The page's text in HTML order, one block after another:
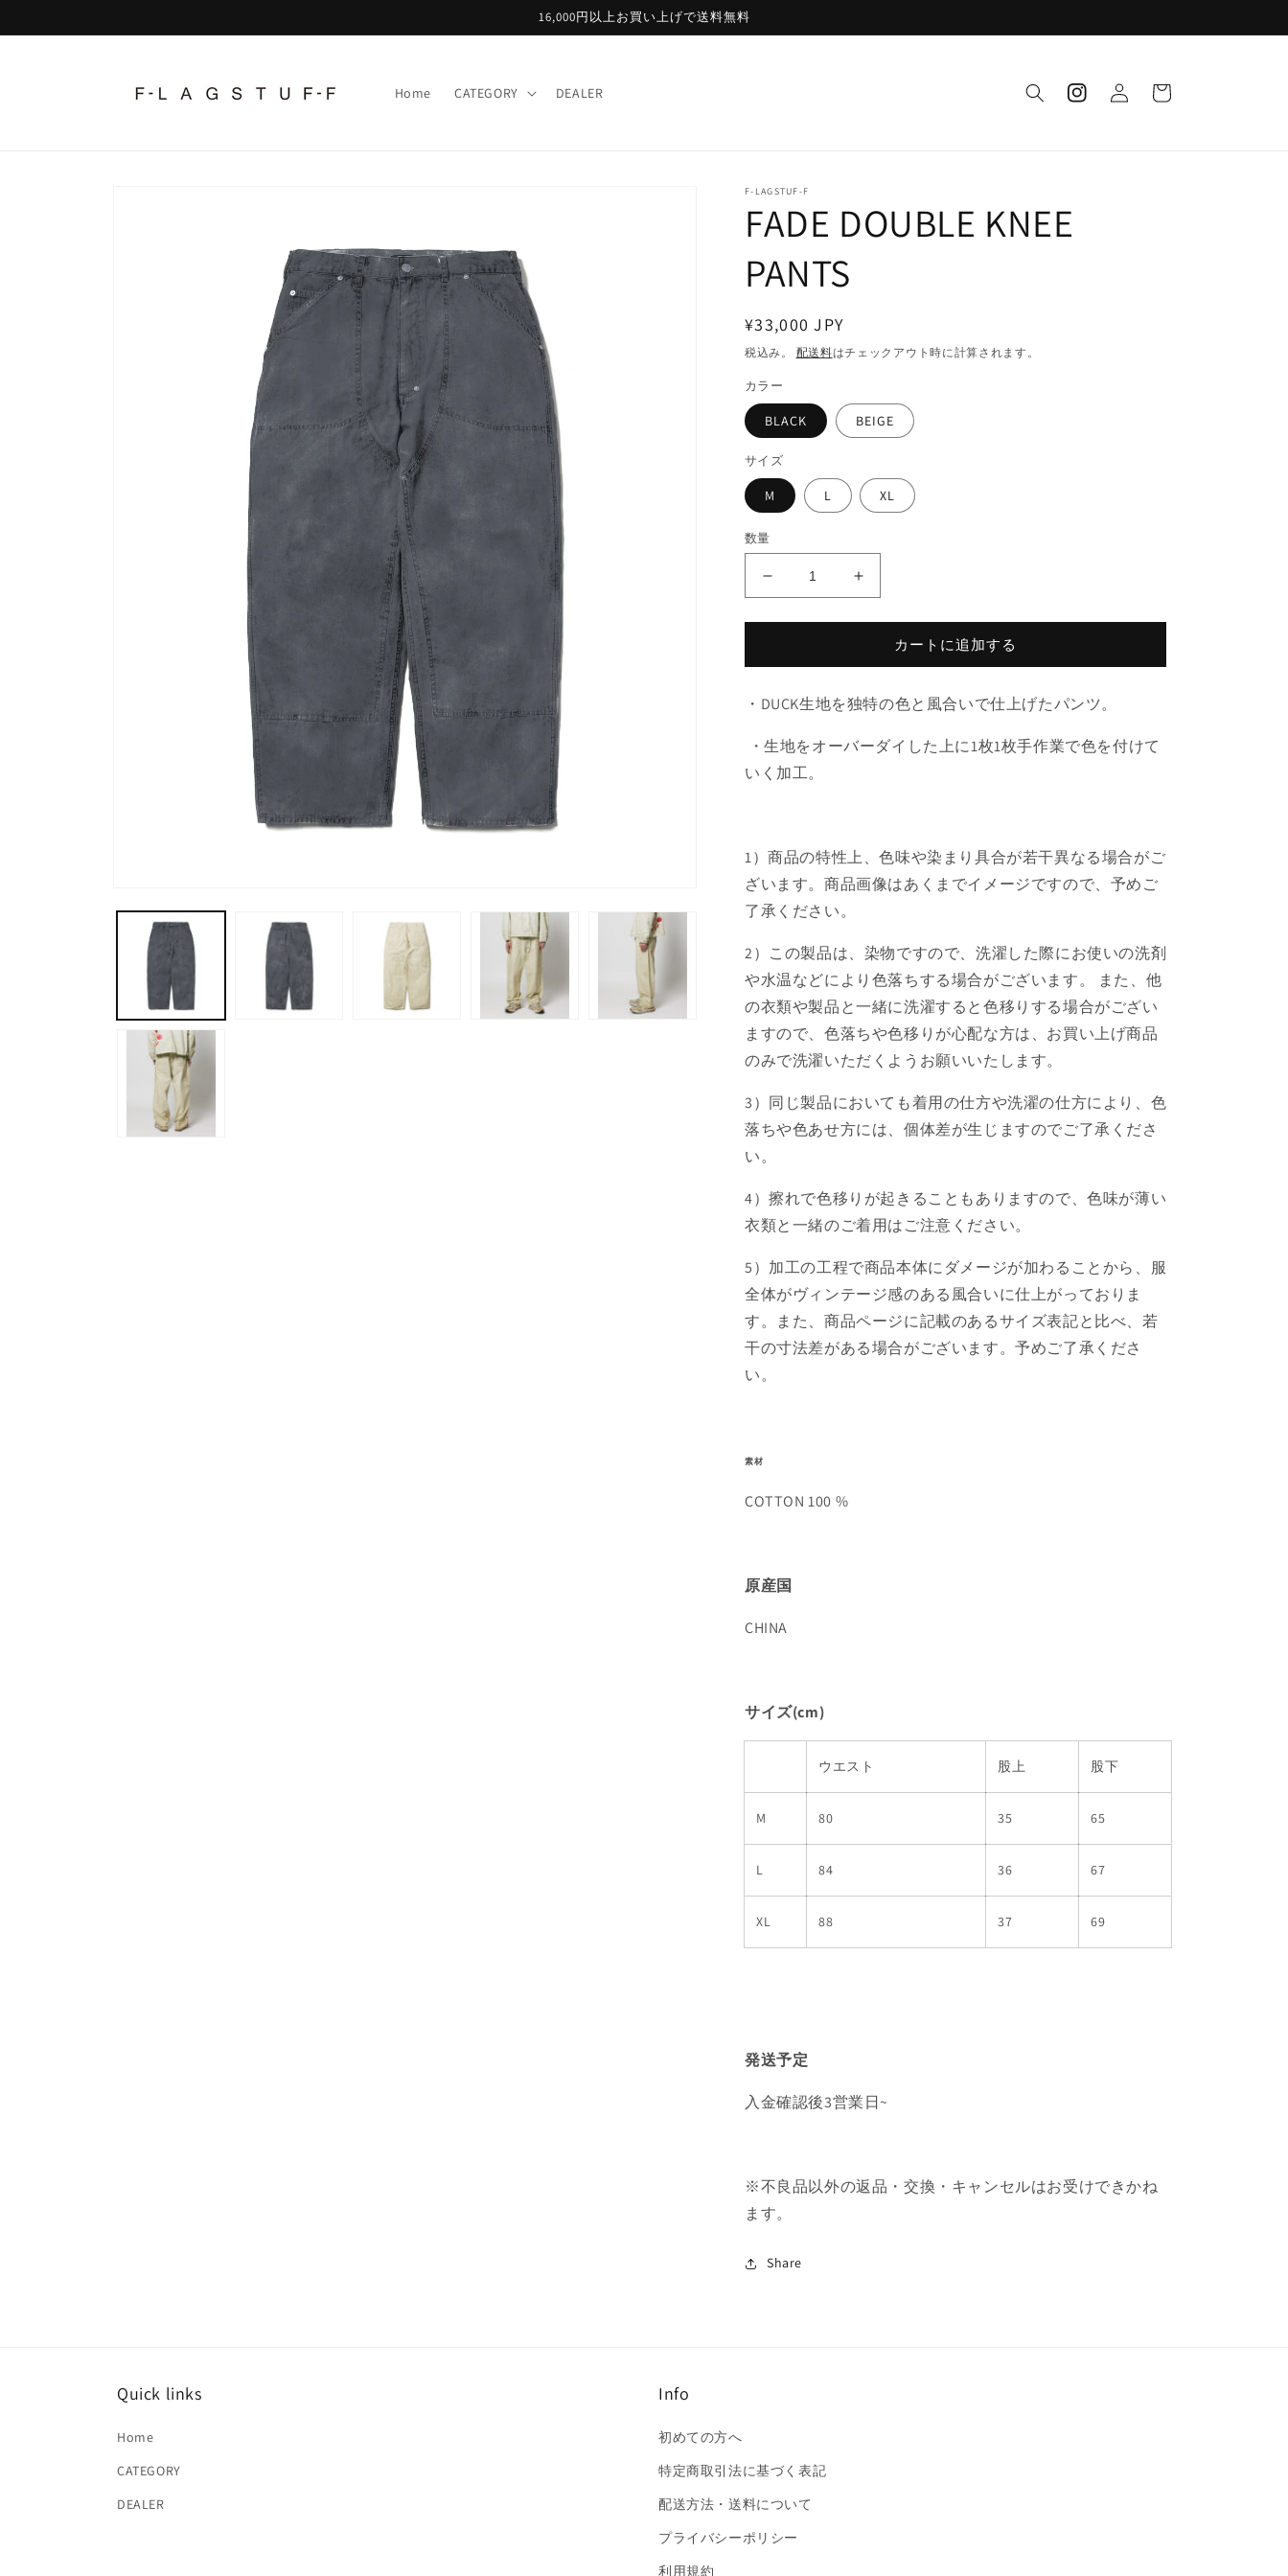
進む
16,000円以上お買い上げで送料無料
Home CATEGORY DEALER instagram
グ
イ
ー
ー
ィ
F-LAGSTUF-F
FADE DOUBLE KNEE
PANTS
通
常
価
格
¥33,000 JPY
税込み。 配送料はチェックアウト時に計算されます。
カラー
BLACK BEIGE
サイズ
M L XL
数量
FADE
DOUBLE
KNEE
の
量
を
減
ら
FADE
DOUBLE
KNEE
PANTS
の
量
を
カートに追加する
・DUCK生地を独特の色と風合いで仕上げたパンツ。
・生地をオーバーダイした上に1枚1枚手作業で色を付けて
いく加工。
1）商品の特性上、色味や染まり具合が若干異なる場合がご
ざいます。商品画像はあくまでイメージですので、予めご
了承ください。
2）この製品は、染物ですので、洗濯した際にお使いの洗剤
や水温などにより色落ちする場合がございます。 また、他
の衣類や製品と一緒に洗濯すると色移りする場合がござい
ますので、色落ちや色移りが心配な方は、お買い上げ商品
のみで洗濯いただくようお願いいたします。
3）同じ製品においても着用の仕方や洗濯の仕方により、色
落ちや色あせ方には、個体差が生じますのでご了承くださ
い。
4）擦れで色移りが起きることもありますので、色味が薄い
衣類と一緒のご着用はご注意ください。
5）加工の工程で商品本体にダメージが加わることから、服
全体がヴィンテージ感のある風合いに仕上がっておりま
す。また、商品ページに記載のあるサイズ表記と比べ、若
干の寸法差がある場合がございます。予めご了承くださ
い。
素材
COTTON 100 %
原産国
CHINA
サイズ(cm)
ウエスト 股上 股下
M 80 35 65
L 84 36 67
XL 88 37 69
発送予定
入金確認後3営業日~
※不良品以外の返品・交換・キャンセルはお受けできかね
ます。
Share
Quick links
Home
CATEGORY
DEALER
Info
初めての方へ
特定商取引法に基づく表記
配送方法・送料について
プライバシーポリシー
利用規約